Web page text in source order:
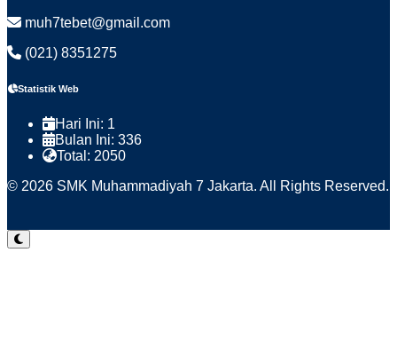
muh7tebet@gmail.com
(021) 8351275
Statistik Web
Hari Ini: 1
Bulan Ini: 336
Total: 2050
© 2026 SMK Muhammadiyah 7 Jakarta. All Rights Reserved.